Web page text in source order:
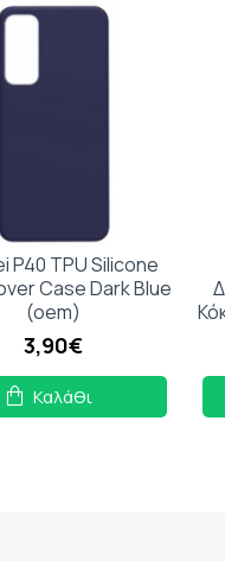
P40 TPU Silicone
Case Dark Blue
(oem)
3,90€
Καλάθι